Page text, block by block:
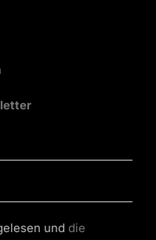
und die